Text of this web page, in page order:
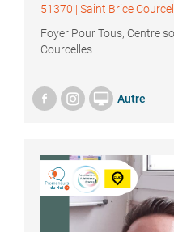
51370 | Saint Brice
Foyer Pour Tous, Centre
Courcelles
 Autre